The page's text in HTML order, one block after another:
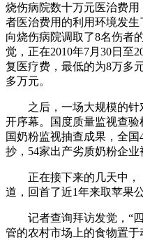
烧伤病院数十万元医治费
者医治费用的利用环境发
向烧伤病院调取了8名伤者
觉，正在2010年7月30日至
复医疗费，最低的为8万多
多万元。
之后，一场大规模的针
开序幕。国度质量监视查验
国奶粉监视抽查成果，全
抄，54家出产劣质奶粉企业
正在接下来的几天中，
道，回首了近1年来取苹果
记者查询拜访发觉，“四
管的农村市场上的食物置